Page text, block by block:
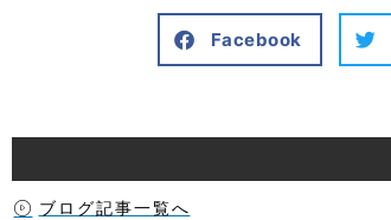
Facebook
ブログ記事一覧へ